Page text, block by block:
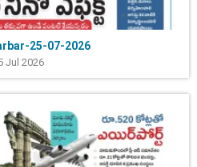
25-07-2026
Jul 2026